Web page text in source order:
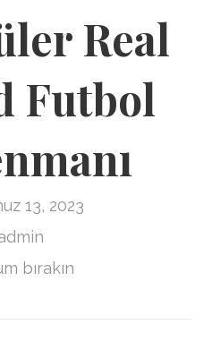
Real
Futbol
13, 2023
bırakın